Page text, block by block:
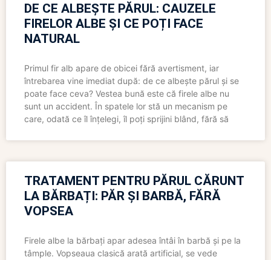
DE CE ALBEȘTE PĂRUL: CAUZELE
FIRELOR ALBE ȘI CE POȚI FACE
NATURAL
Primul fir alb apare de obicei fără avertisment, iar
întrebarea vine imediat după: de ce albește părul și se
poate face ceva? Vestea bună este că firele albe nu
sunt un accident. În spatele lor stă un mecanism pe
care, odată ce îl înțelegi, îl poți sprijini blând, fără să
TRATAMENT PENTRU PĂRUL CĂRUNT
LA BĂRBAȚI: PĂR ȘI BARBĂ, FĂRĂ
VOPSEA
Firele albe la bărbați apar adesea întâi în barbă și pe la
tâmple. Vopseaua clasică arată artificial, se vede